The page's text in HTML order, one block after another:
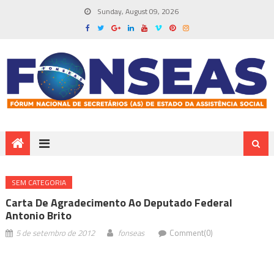
Sunday, August 09, 2026
SEM CATEGORIA
Carta De Agradecimento Ao Deputado Federal
Antonio Brito
5 de setembro de 2012 fonseas Comment(0)